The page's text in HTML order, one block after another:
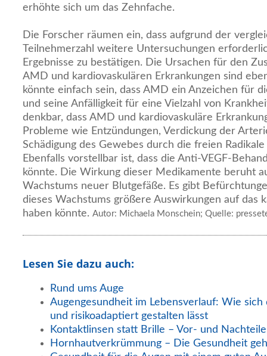
erhöhte sich um das Zehnfache.
Die Forscher räumen ein, dass aufgrund der
Teilnehmerzahl weitere Untersuchungen
Ergebnisse zu bestätigen. Die Ursachen für den
AMD und kardiovaskulären Erkrankungen sind
könnte einfach sein, dass AMD ein Anzeichen für
und seine Anfälligkeit für eine Vielzahl von
denkbar, dass AMD und kardiovaskuläre
Probleme wie Entzündungen, Verdickung der
Schädigung des Gewebes durch die freien
Ebenfalls vorstellbar ist, dass die Anti-VEGF-
könnte. Die Wirkung dieser Medikamente beruht
Wachstums neuer Blutgefäße. Es gibt
dieses Wachstums größere Auswirkungen auf das
haben könnte. Autor: Michaela Monschein; Quelle:
Lesen Sie dazu auch:
Rund ums Auge
Augengesundheit im Lebensverlauf: Wie
und risikoadaptiert gestalten lässt
Kontaktlinsen statt Brille – Vor- und Nachteile
Hornhautverkrümmung – Die Gesundheit